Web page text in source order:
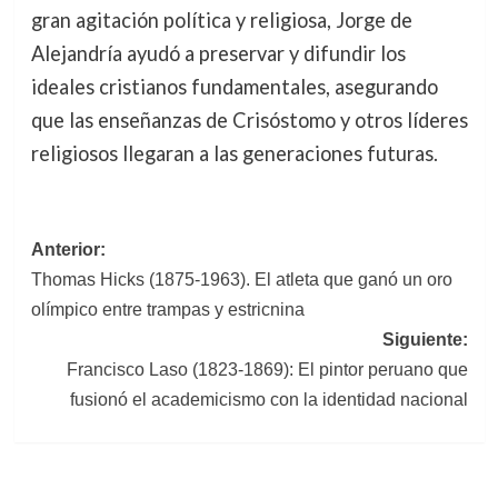
gran agitación política y religiosa, Jorge de
Alejandría ayudó a preservar y difundir los
ideales cristianos fundamentales, asegurando
que las enseñanzas de Crisóstomo y otros líderes
religiosos llegaran a las generaciones futuras.
Navegación
de
entradas
Anterior:
Thomas Hicks (1875-1963). El atleta que ganó un oro
olímpico entre trampas y estricnina
Siguiente:
Francisco Laso (1823-1869): El pintor peruano que
fusionó el academicismo con la identidad nacional